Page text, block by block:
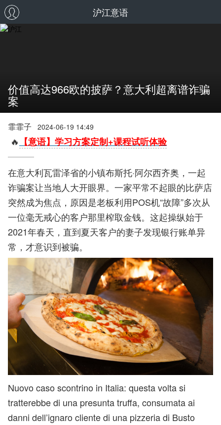
沪江意语
价值高达966欧的披萨？意大利超离谱诈骗
案
霏霏子 2024-06-19 14:49
🔥 【意语】学习方案定制+课程试听体验
在意大利瓦雷泽省的小镇布斯托·阿尔西齐奥，一起
诈骗案让当地人大开眼界。一家平常不起眼的比萨店
突然成为焦点，原因是老板利用POS机“故障”多次从
一位毫无戒心的客户那里榨取金钱。这起操纵始于
2021年春天，直到夏天客户的妻子发现银行账单异
常，才意识到被骗。
Nuovo caso scontrino in Italia: questa volta si
tratterebbe di una presunta truffa, consumata ai
danni dell’ignaro cliente di una pizzeria di Busto